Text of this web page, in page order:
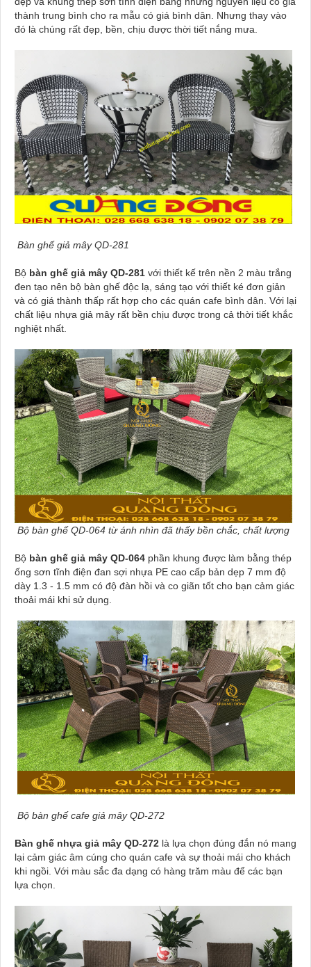
thành trung bình cho ra mẫu có giá bình dân. Nhưng thay vào
đó là chúng rất đẹp, bền, chịu được thời tiết nắng mưa.
Bàn ghế giả mây QD-281
Bộ bàn ghế giả mây QD-281 với thiết kế trên nền 2 màu trắng
đen tạo nên bộ bàn ghế độc lạ, sáng tạo với thiết ké đơn giản
và có giá thành thấp rất hợp cho các quán cafe bình dân. Với lại
chất liệu nhựa giả mây rất bền chịu được trong cả thời tiết khắc
nghiệt nhất.
Bộ bàn ghế QD-064 từ ánh nhìn đã thấy bền chắc, chất lượng
Bộ bàn ghế giả mây QD-064 phần khung được làm bằng thép
ống sơn tĩnh điện đan sợi nhựa PE cao cấp bản dẹp 7 mm độ
dày 1.3 - 1.5 mm có độ đàn hồi và co giãn tốt cho bạn cảm giác
thoải mái khi sử dụng.
Bộ bàn ghế cafe giả mây QD-272
Bàn ghế nhựa giả mây QD-272 là lựa chọn đúng đắn nó mang
lại cảm giác âm cúng cho quán cafe và sự thoải mái cho khách
khi ngồi. Với màu sắc đa dạng có hàng trăm màu để các bạn
lựa chọn.